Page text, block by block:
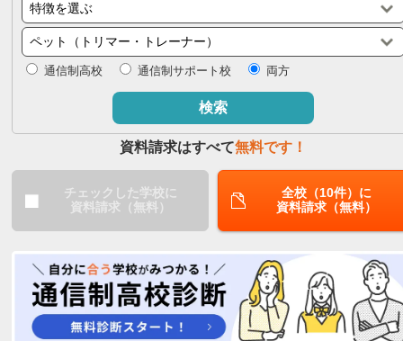
通信制高校 通信制サポート校 両方
検索
資料請求はすべて無料です！
チェックした学校に
資料請求（無料）
全校（10件）に
資料請求（無料）